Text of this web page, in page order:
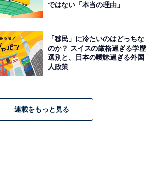
ではない「本当の理由」
「移民」に冷たいのはどっちな
のか？ スイスの厳格過ぎる学歴
選別と、日本の曖昧過ぎる外国
人政策
連載をもっと見る